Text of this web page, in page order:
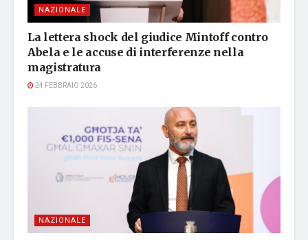
NAZIONALE
La lettera shock del giudice Mintoff contro
Abela e le accuse di interferenze nella
magistratura
24 FEBBRAIO 2026
NAZIONALE